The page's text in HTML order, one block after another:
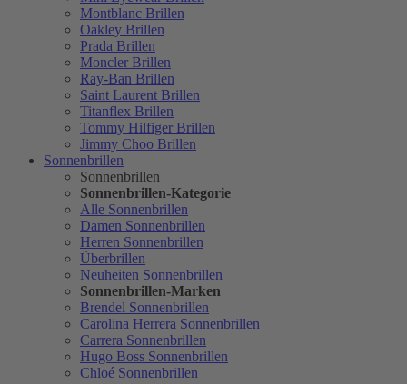
Montblanc Brillen
Oakley Brillen
Prada Brillen
Moncler Brillen
Ray-Ban Brillen
Saint Laurent Brillen
Titanflex Brillen
Tommy Hilfiger Brillen
Jimmy Choo Brillen
Sonnenbrillen
Sonnenbrillen
Sonnenbrillen-Kategorie
Alle Sonnenbrillen
Damen Sonnenbrillen
Herren Sonnenbrillen
Überbrillen
Neuheiten Sonnenbrillen
Sonnenbrillen-Marken
Brendel Sonnenbrillen
Carolina Herrera Sonnenbrillen
Carrera Sonnenbrillen
Hugo Boss Sonnenbrillen
Chloé Sonnenbrillen